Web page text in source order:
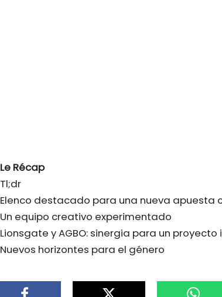
Le Récap
Tl;dr
Elenco destacado para una nueva
Un equipo creativo experimentado
Lionsgate y AGBO: sinergia para un
Nuevos horizontes para el género